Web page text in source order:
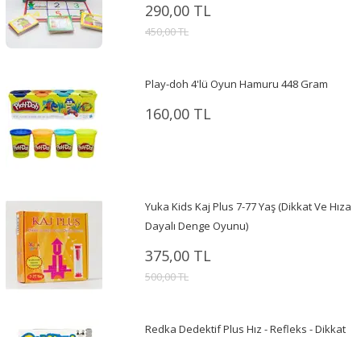
290,00 TL
450,00 TL
Play-doh 4'lü Oyun Hamuru 448 Gram
160,00 TL
Yuka Kids Kaj Plus 7-77 Yaş (Dikkat Ve Hıza
Dayalı Denge Oyunu)
375,00 TL
500,00 TL
Redka Dedektif Plus Hız - Refleks - Dikkat